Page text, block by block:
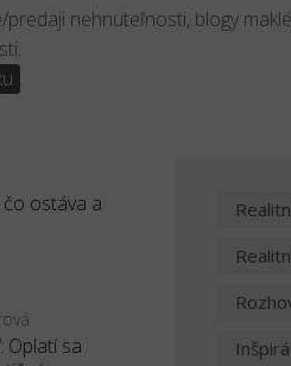
nehnuteľnosti, blogy
.
ostáva a
Oplatí sa